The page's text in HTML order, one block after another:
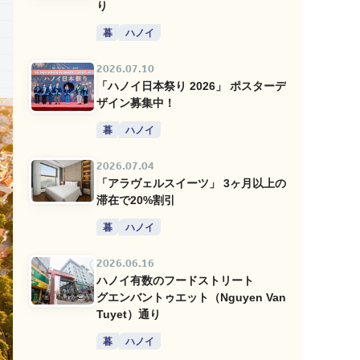
り
暮 ハノイ
2026.07.10
「ハノイ日本祭り 2026」 ポスターデ
ザイン募集中！
暮 ハノイ
2026.07.04
「アラヴェルスイーツ」 3ヶ月以上の
滞在で20%割引
暮 ハノイ
2026.06.16
ハノイ有数のフードストリート
グエンバントゥエット（Nguyen Van
Tuyet）通り
暮 ハノイ